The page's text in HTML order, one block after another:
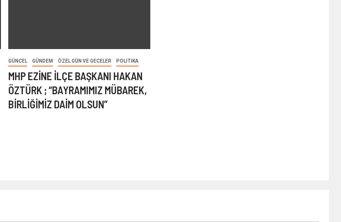
GÜNCEL GÜNDEM ÖZEL GÜN VE GECELER POLITIKA
MHP EZİNE İLÇE BAŞKANI HAKAN
ÖZTÜRK ; “BAYRAMIMIZ MÜBAREK,
BİRLİĞİMİZ DAİM OLSUN”